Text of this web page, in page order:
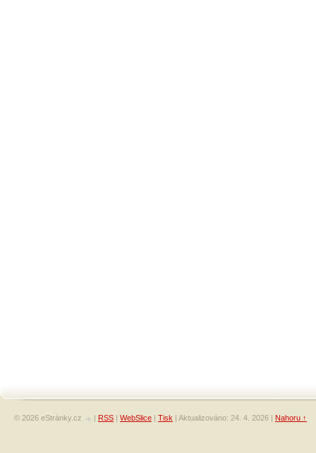
© 2026 eStránky.cz | RSS | WebSlice | Tisk | Aktualizováno: 24. 4. 2026 | Nahoru ↑